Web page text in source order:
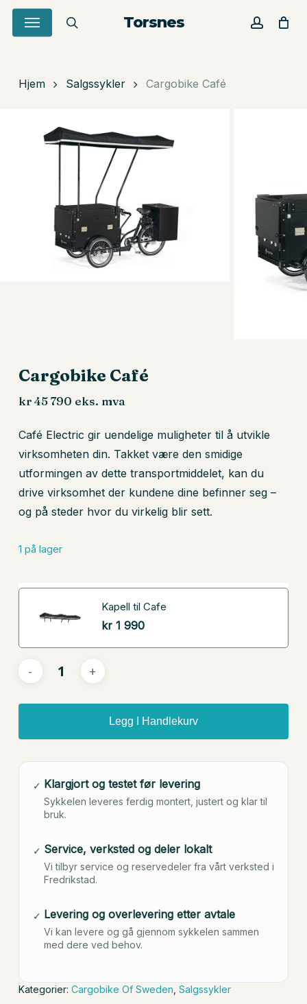
Skip
Torsnes
search account
Menu
Cart
Close
Hjem Salgssykler Cargobike Café
Cargobike Café
kr45 790 eks. mva
Café Electric gir uendelige muligheter til å utvikle
virksomheten din. Takket være den smidige
utformingen av dette transportmiddelet, kan du
drive virksomhet der kundene dine befinner seg –
og på steder hvor du virkelig blir sett.
1 på lager
Kapell til Cafe
kr1 990
Legg I Handlekurv
✓ Klargjort og testet før levering
Sykkelen leveres ferdig montert, justert og klar til
bruk.
✓ Service, verksted og deler lokalt
Vi tilbyr service og reservedeler fra vårt verksted i
Fredrikstad.
✓ Levering og overlevering etter avtale
Vi kan levere og gå gjennom sykkelen sammen
med dere ved behov.
Kategorier: Cargobike Of Sweden Salgssykler